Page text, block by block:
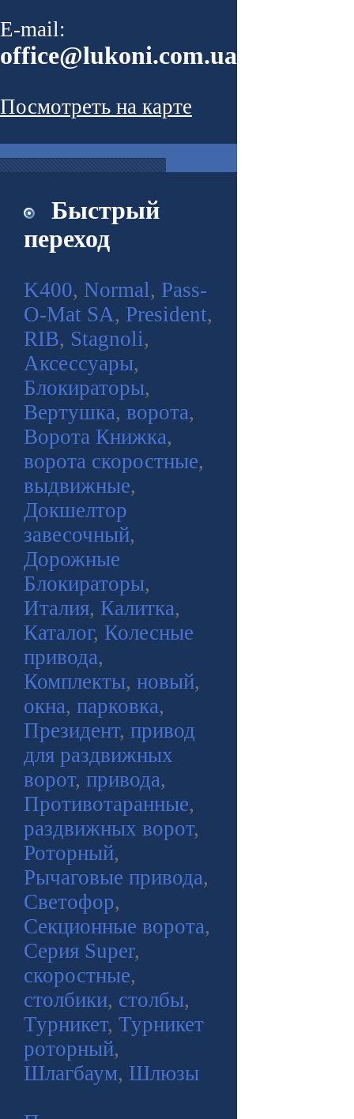
E-mail:
office@lukoni.com.ua
Посмотреть на карте
Быстрый
переход
K400, Normal, Pass-
O-Mat SA, President,
RIB, Stagnoli,
Аксессуары,
Блокираторы,
Вертушка, ворота,
Ворота Книжка,
ворота скоростные,
выдвижные,
Докшелтор
завесочный,
Дорожные
Блокираторы,
Италия, Калитка,
Каталог, Колесные
привода,
Комплекты, новый,
окна, парковка,
Президент, привод
для раздвижных
ворот, привода,
Противотаранные,
раздвижных ворот,
Роторный,
Рычаговые привода,
Светофор,
Секционные ворота,
Серия Super,
скоростные,
столбики, столбы,
Турникет, Турникет
роторный,
Шлагбаум, Шлюзы